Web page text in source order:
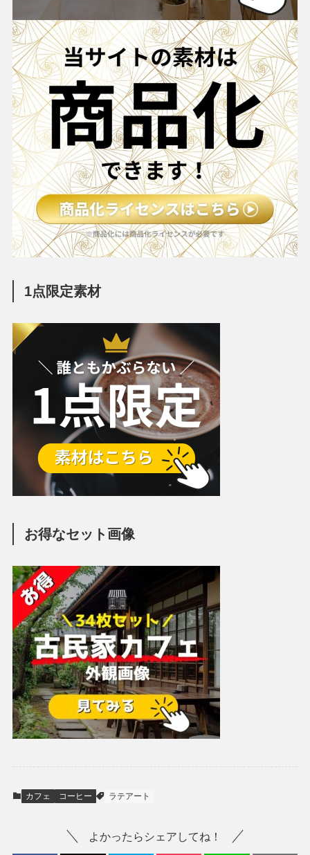
1点限定素材
お得なセット画像
カフェ コーヒー ラテアート
よかったらシェアしてね！